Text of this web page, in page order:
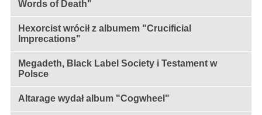
Words of Death"
Hexorcist wrócił z albumem "Crucificial
Imprecations"
Megadeth, Black Label Society i Testament w
Polsce
Altarage wydał album "Cogwheel"